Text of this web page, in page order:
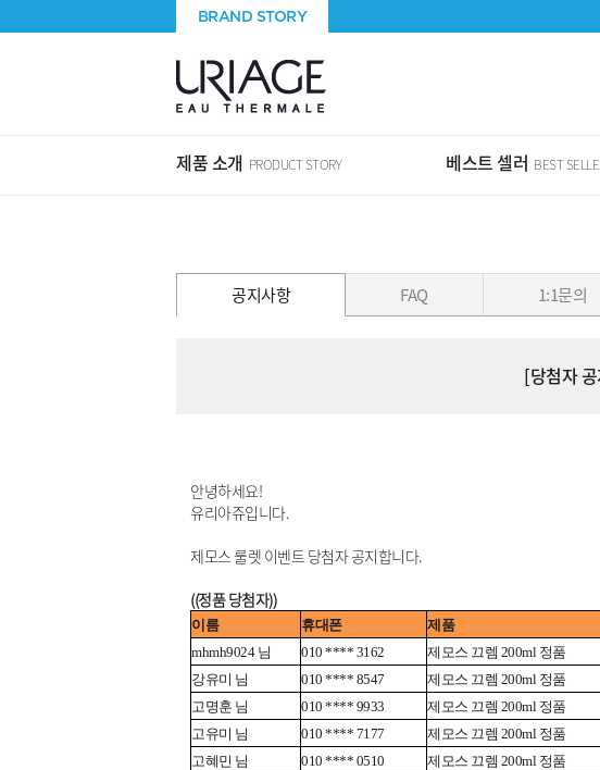
BRAND STORY
제품 소개 PRODUCT STORY 베스트 셀러 BEST
공지사항 FAQ 1:1문의
[당첨자
안녕하세요!
유리아쥬입니다.
제모스 룰렛 이벤트 당첨자 공지합니다.
((정품 당첨자))
이름 휴대폰 제품
mhmh9024 님
010 **** 3162 제모스 끄렘 200ml 정품
강유미 님
010 **** 8547 제모스 끄렘 200ml 정품
고명훈 님
010 **** 9933 제모스 끄렘 200ml 정품
고유미 님
010 **** 7177 제모스 끄렘 200ml 정품
고혜민 님
010 **** 0510 제모스 끄렘 200ml 정품